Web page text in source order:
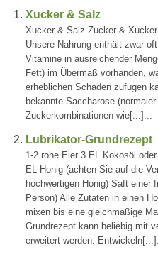
Xucker & Salz
Xucker & Salz Zucker &
Unsere Nahrung enthält zwar
Vitamine in ausreichender
Fett) im Übermaß vorhanden,
erheblichen Schaden zufügen
bekannte Saccharose
Zuckerkombinationen wie[...]...
Lubrikator-Grundrezept
1-2 rohe Eier 3 EL Kokosöl
EL Honig (achten Sie auf die
hochwertigen Honig) Saft einer
Person) Alle Zutaten in einen
mixen bis eine gleichmäßige
Grundrezept kann beliebig mit
erweitert werden.